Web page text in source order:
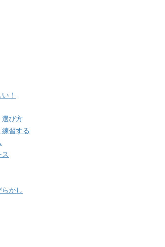
！
選び方
習する
かし